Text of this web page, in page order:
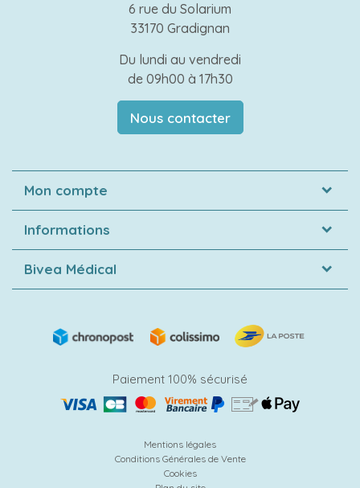
6 rue du Solarium
33170 Gradignan
Du lundi au vendredi
de 09h00 à 17h30
Nous contacter
Mon compte
Informations
Bivea Médical
Paiement 100% sécurisé
Mentions légales
Conditions Générales de Vente
Cookies